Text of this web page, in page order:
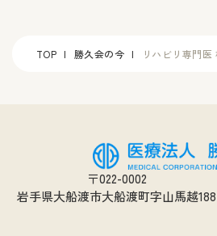
TOP 勝久会の今 リハビリ専門
〒022-0002
岩手県大船渡市大船渡町字山馬越188